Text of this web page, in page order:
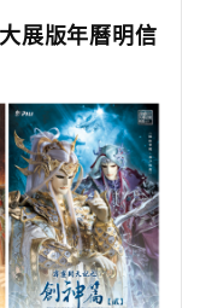
展版年曆明信